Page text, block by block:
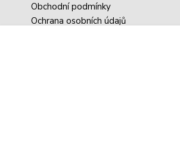
Obchodní podmínky
Ochrana osobních údajů